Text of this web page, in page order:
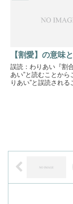
ータ作成などができ
【割愛】の意味
誤読：わりあい『割
あい”と読むことから
りあい”と誤読される
言わずとも表に記載